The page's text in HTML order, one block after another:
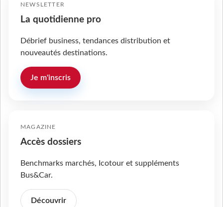
NEWSLETTER
La quotidienne pro
Débrief business, tendances distribution et
nouveautés destinations.
Je m'inscris
MAGAZINE
Accès dossiers
Benchmarks marchés, Icotour et suppléments
Bus&Car.
Découvrir